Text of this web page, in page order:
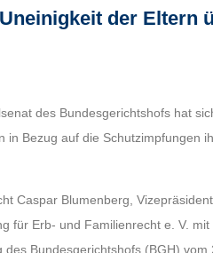
der Eltern
des Bundesgerichtshofs hat
in Bezug auf die Schutzimpfungen
Caspar Blumenberg,
für Erb- und Familienrecht e. V. mit
Bundesgerichtshofs (BGH) vom